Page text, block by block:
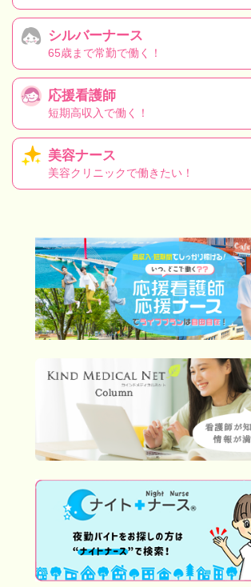
シルバーナース
65歳まで常勤で働く！
応援看護師
短期高収入で働く！
美容ナース
美容クリニックで働きたい！